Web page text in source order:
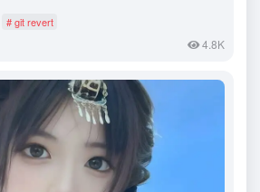
# git revert
4.8K